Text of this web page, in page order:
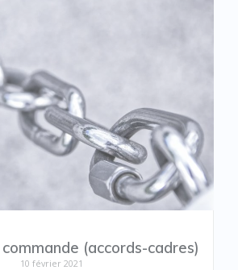
(accords-cadres)
10 février 2021